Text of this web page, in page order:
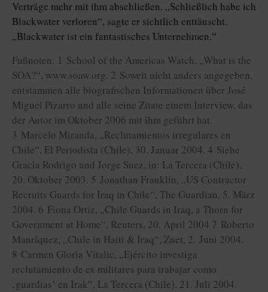
Verträge mehr mit ihm abschließen. „Schließlich habe ich
Blackwater verloren“, sagte er sichtlich enttäuscht.
„Blackwater ist ein fantastisches Unternehmen.“
Fußnoten: 1 School of the Americas Watch, „What is the
SOA?“, www.soaw.org. 2 Soweit nicht anders angegeben,
entstammen alle biografischen Informationen über José
Miguel Pizarro und alle seine Zitate einem Interview, das
der Autor im Oktober 2006 mit ihm geführt hat.
3 Marcelo Miranda, „Reclutamientos irregulares en
Chile“, El Periodista (Chile), 30. Januar 2004. 4 Siehe
Gracia Rodrigo und Jorge Suez, in: La Tercera (Chile),
20. Oktober 2003. 5 Jonathan Franklin, „US Contractor
Recruits Guards for Iraq in Chile“, The Guardian, 5. März
2004. 6 Fiona Ortiz, „Chile Guards in Iraq, a Thorn for
Government at Home“, Reuters, 20. April 2004 7 Roberto
Manríquez, „Chile in Haiti & Iraq“, Znet, 2. Juni 2004.
8 Carmen Gloria Vitalic, „Ejército investiga
reclutamiento de ex militares para trabajar como
‚guardias‘ en Irak“, La Tercera (Chile), 21. Juli 2004.